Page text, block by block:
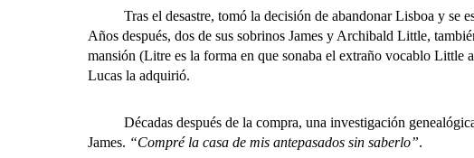
Tras el desastre, tomó la decisión de abandonar Lisboa y se
Años después, dos de sus sobrinos James y Archibald Little,
mansión (Litre es la forma en que sonaba el extraño vocablo Little
Lucas la adquirió.
Décadas después de la compra, una investigación
James. “Compré la casa de mis antepasados sin saberlo”.